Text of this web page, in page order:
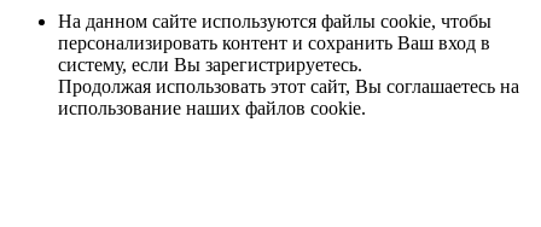
На данном сайте используются файлы cookie, чтобы
персонализировать контент и сохранить Ваш вход в
систему, если Вы зарегистрируетесь.
Продолжая использовать этот сайт, Вы соглашаетесь на
использование наших файлов cookie.